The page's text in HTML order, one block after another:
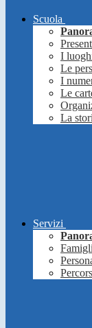
Scuola
I
Le
I
Le
La
Servizi